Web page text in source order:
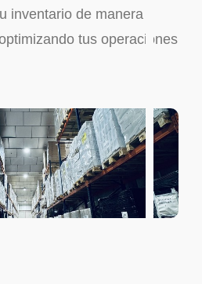
inventario de manera
tus operaciones